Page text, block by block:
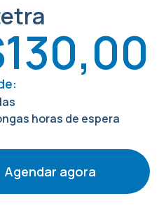
horas de espera
Agendar agora